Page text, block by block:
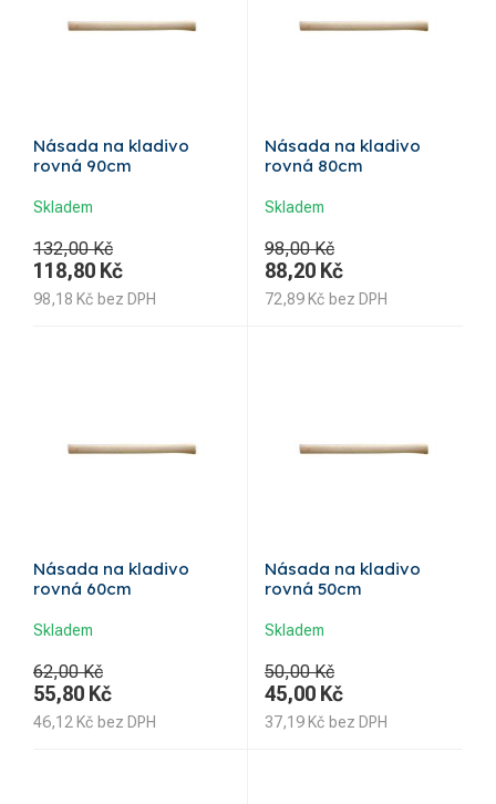
Násada na kladivo
rovná 90cm
Skladem
132,00 Kč
118,80 Kč
98,18 Kč bez DPH
Násada na kladivo
rovná 80cm
Skladem
98,00 Kč
88,20 Kč
72,89 Kč bez DPH
Násada na kladivo
rovná 60cm
Skladem
62,00 Kč
55,80 Kč
46,12 Kč bez DPH
Násada na kladivo
rovná 50cm
Skladem
50,00 Kč
45,00 Kč
37,19 Kč bez DPH